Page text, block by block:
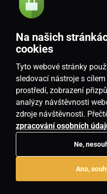
Souhlasím sezásadami
CZ
Na našich
cookies
Tyto webové stránky
sledovací nástroje s
prostředí, zobrazení
analýzy návštěvnosti
zdroje návštěvnosti.
zpracování osobních
Ne,
Ano,